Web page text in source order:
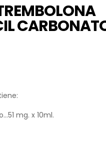
mg. x 10ml.